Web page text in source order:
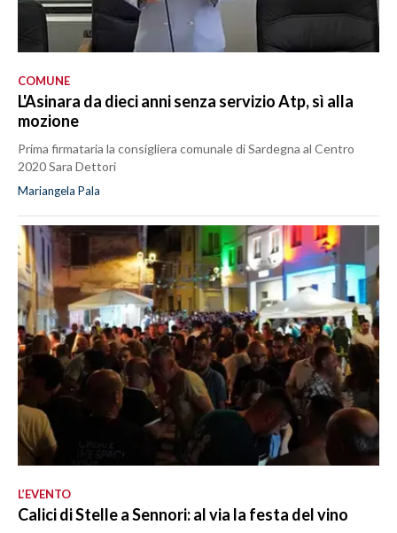
COMUNE
L'Asinara da dieci anni senza servizio Atp, sì alla
mozione
Prima firmataria la consigliera comunale di Sardegna al Centro
2020 Sara Dettori
Mariangela Pala
L’EVENTO
Calici di Stelle a Sennori: al via la festa del vino